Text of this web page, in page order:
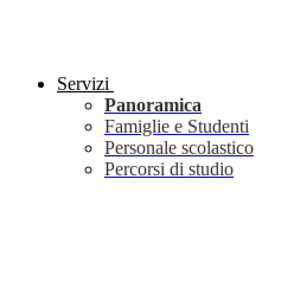
Servizi
Panoramica
Famiglie e Studenti
Personale scolastico
Percorsi di studio